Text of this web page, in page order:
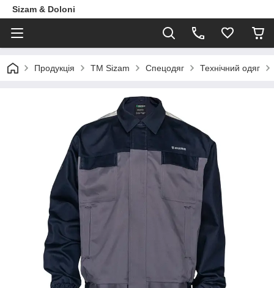
Sizam & Doloni
Продукцiя ТМ Sizam Спецодяг Технічний одяг